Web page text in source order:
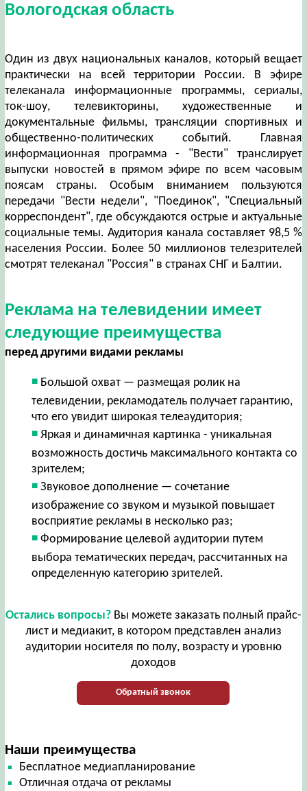
Вологодская область
Один из двух национальных каналов, который вещает
практически на всей территории России. В эфире
телеканала информационные программы, сериалы,
ток-шоу, телевикторины, художественные и
документальные фильмы, трансляции спортивных и
общественно-политических событий. Главная
информационная программа - "Вести" транслирует
выпуски новостей в прямом эфире по всем часовым
поясам страны. Особым вниманием пользуются
передачи "Вести недели", "Поединок", "Специальный
корреспондент", где обсуждаются острые и актуальные
социальные темы. Аудитория канала составляет 98,5 %
населения России. Более 50 миллионов телезрителей
смотрят телеканал "Россия" в странах СНГ и Балтии.
Реклама на телевидении имеет
следующие преимущества
перед другими видами рекламы
Большой охват — размещая ролик на
телевидении, рекламодатель получает гарантию,
что его увидит широкая телеаудитория;
Яркая и динамичная картинка - уникальная
возможность достичь максимального контакта со
зрителем;
Звуковое дополнение — сочетание
изображение со звуком и музыкой повышает
восприятие рекламы в несколько раз;
Формирование целевой аудитории путем
выбора тематических передач, рассчитанных на
определенную категорию зрителей.
Остались вопросы?Вы можете заказать полный прайс-
лист и медиакит, в котором представлен анализ
аудитории носителя по полу, возрасту и уровню
доходов
Обратный звонок
Наши преимущества
Бесплатное медиапланирование
Отличная отдача от рекламы